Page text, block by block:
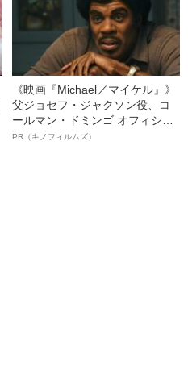
《映画『Michael／マイケル』》
父ジョセフ・ジャクソン役、コ
ールマン・ドミンゴ オフィシャ
ルインタビュー“観客を魅了した
PR（キノフィルムズ）